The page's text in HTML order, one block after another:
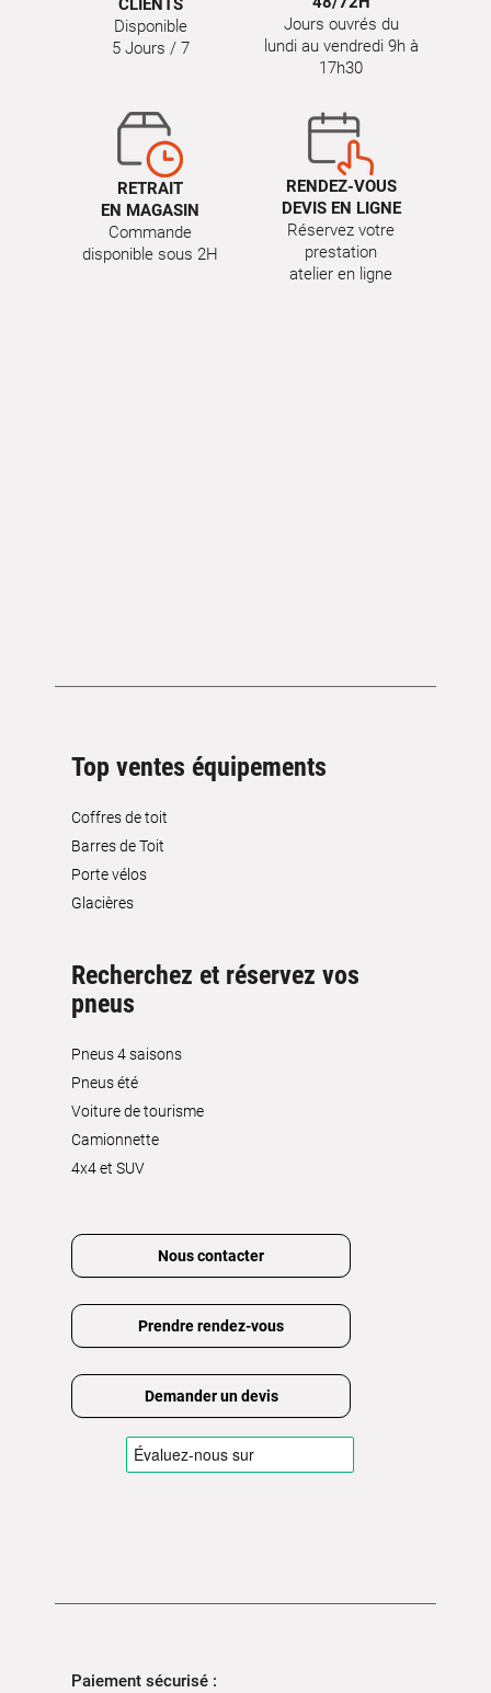
CLIENTS
Disponible
5 Jours / 7
Jours ouvrés du
lundi au vendredi 9h à
17h30
RETRAIT
EN MAGASIN
Commande
disponible sous 2H
RENDEZ-VOUS
DEVIS EN LIGNE
Réservez votre
prestation
atelier en ligne
Top ventes équipements
Coffres de toit
Barres de Toit
Porte vélos
Glacières
Recherchez et réservez vos
pneus
Pneus 4 saisons
Pneus été
Voiture de tourisme
Camionnette
4x4 et SUV
Nous contacter
Prendre rendez-vous
Demander un devis
Paiement sécurisé :